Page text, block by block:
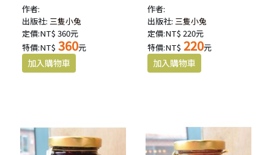
作者:
出版社:三隻小兔
定價:NT$ 360元
特價:NT$ 360元
作者:
出版社:三隻小兔
定價:NT$ 220元
特價:NT$ 220元